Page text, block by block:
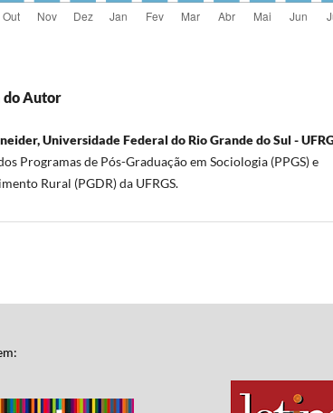
do Autor
Universidade Federal do Rio Grande do Sul -
Programas de Pós-Graduação em Sociologia (PPGS) e
Rural (PGDR) da UFRGS.